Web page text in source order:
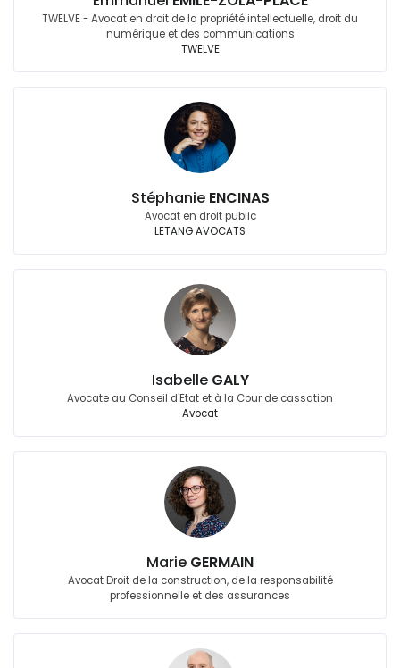
TWELVE - Avocat en droit de la propriété intellectuelle, droit du
numérique et des communications
TWELVE
Stéphanie ENCINAS
Avocat en droit public
LETANG AVOCATS
Isabelle GALY
Avocate au Conseil d'Etat et à la Cour de cassation
Avocat
Marie GERMAIN
Avocat Droit de la construction, de la responsabilité
professionnelle et des assurances